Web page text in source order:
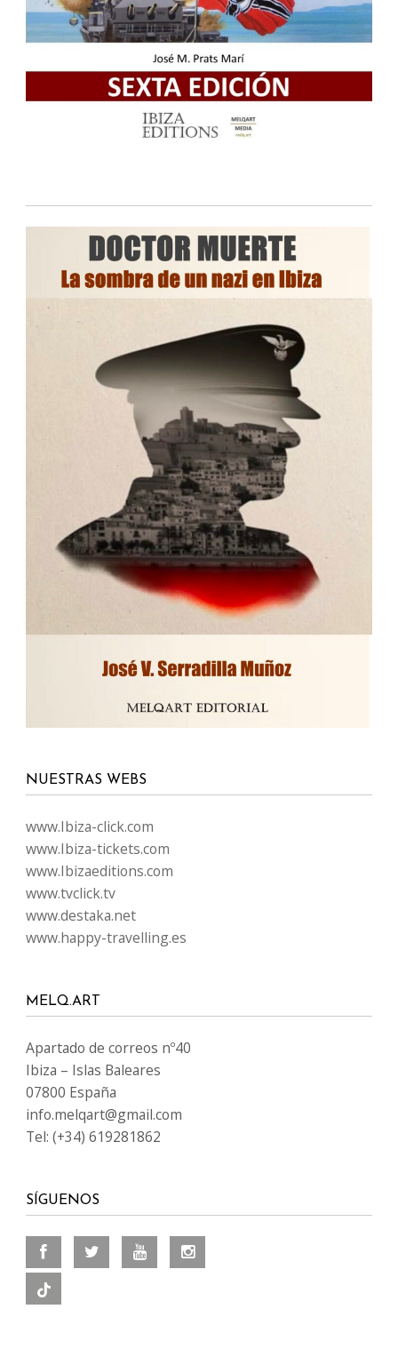
NUESTRAS WEBS
www.Ibiza-click.com
www.Ibiza-tickets.com
www.Ibizaeditions.com
www.tvclick.tv
www.destaka.net
www.happy-travelling.es
MELQ.ART
Apartado de correos nº40
Ibiza – Islas Baleares
07800 España
info.melqart@gmail.com
Tel: (+34) 619281862
SÍGUENOS